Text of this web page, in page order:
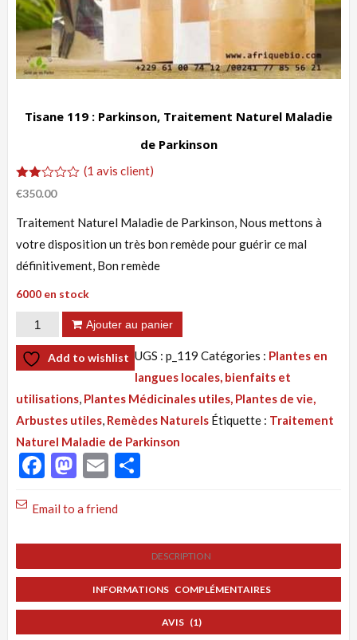
Tisane 119 : Parkinson, Traitement Naturel Maladie
de Parkinson
Noté
2.00
5
sur
1
notation
client
(1 avis client)
€350.00
Traitement Naturel Maladie de Parkinson, Nous mettons à
votre disposition un très bon remède pour guérir ce mal
définitivement, Bon remède
6000 en stock
quantité
de
Tisane
:
Parkinson,
Traitement
Naturel
Ajouter au panier
Add to wishlist UGS : p_119 Catégories : Plantes en
langues locales, bienfaits et
utilisations, Plantes Médicinales utiles, Plantes de vie,
Arbustes utiles, Remèdes Naturels Étiquette : Traitement
Naturel Maladie de Parkinson
Facebook
Mastodon
Email
Email to a friend
DESCRIPTION
INFORMATIONS COMPLÉMENTAIRES
AVIS (1)